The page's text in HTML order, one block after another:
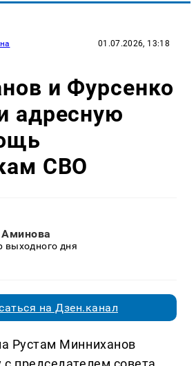
01.07.2026, 13:18
и Фурсенко
адресную
СВО
выходного дня
на Дзен.канал
Рустам Минниханов